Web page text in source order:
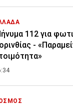
112 για
-